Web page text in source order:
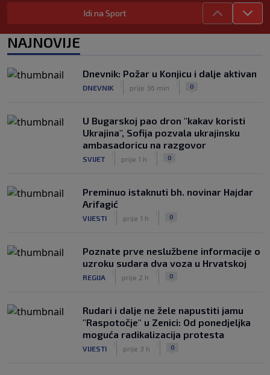
NOGOMET
prije 2 h
Infantino nekada poručivao: "Novac
NOGOMET
|
prije 3 h
|
Idi na Sport
NAJNOVIJE
Dnevnik: Požar u Konjicu i dalje aktivan
DNEVNIK prije 36 min 0
U Bugarskoj pao dron "kakav koristi
Ukrajina", Sofija pozvala ukrajinsku
ambasadoricu na razgovor
SVIJET prije 1 h 0
Preminuo istaknuti bh. novinar Hajdar
Arifagić
VIJESTI prije 1 h 0
Poznate prve neslužbene informacije o
uzroku sudara dva voza u Hrvatskoj
REGIJA prije 2 h 0
Rudari i dalje ne žele napustiti jamu
"Raspotočje" u Zenici: Od ponedjeljka
moguća radikalizacija protesta
VIJESTI prije 3 h 0